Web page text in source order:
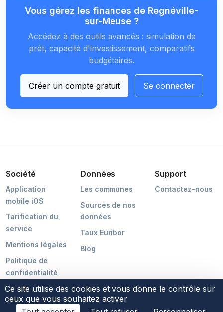
Vous gérez les finances de Regnéville-
sur-Meuse ?
Accédez à des outils avancés : simulation de
prêt, capacité d'investissement, comparatifs
budgétaires.
Créer un compte gratuit Se connecter
Société
Application
mobile iOS
Tarification du
service
Mentions légales
Politique de
confidentialité
Données
Les communes
Sources de nos
données
Taux Euribor
Blog
Support
Contactez-nous
Ce site utilise des cookies et vous donne le contrôle sur
ceux que vous souhaitez activer